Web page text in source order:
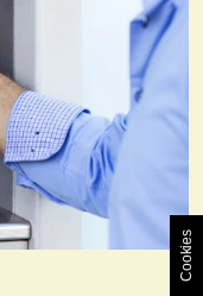
Cookies